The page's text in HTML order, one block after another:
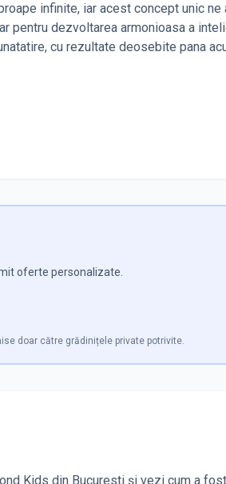
infinite, iar acest concept unic
pentru dezvoltarea armonioasa a
cu rezultate deosebite pana
oferte personalizate.
doar către grădinițele private potrivite.
Kids din Bucuresti și vezi cum a